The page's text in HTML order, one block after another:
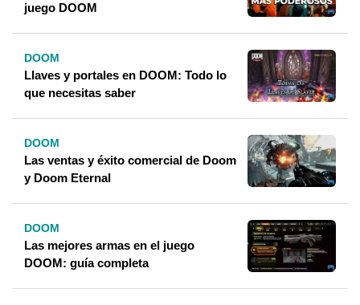
juego DOOM
DOOM
Llaves y portales en DOOM: Todo lo
que necesitas saber
DOOM
Las ventas y éxito comercial de Doom
y Doom Eternal
DOOM
Las mejores armas en el juego
DOOM: guía completa